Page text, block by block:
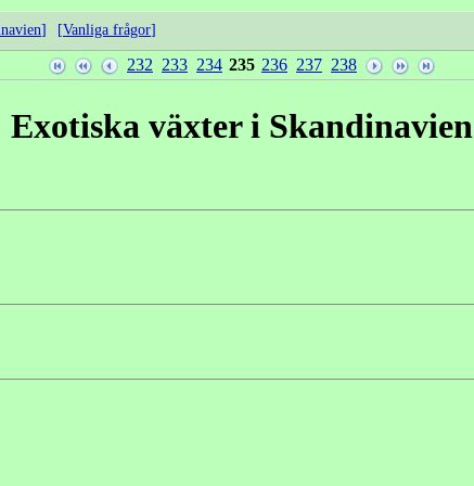
Vanliga frågor
232 233 234 235 236 237 238
Exotiska växter i Skandinavien